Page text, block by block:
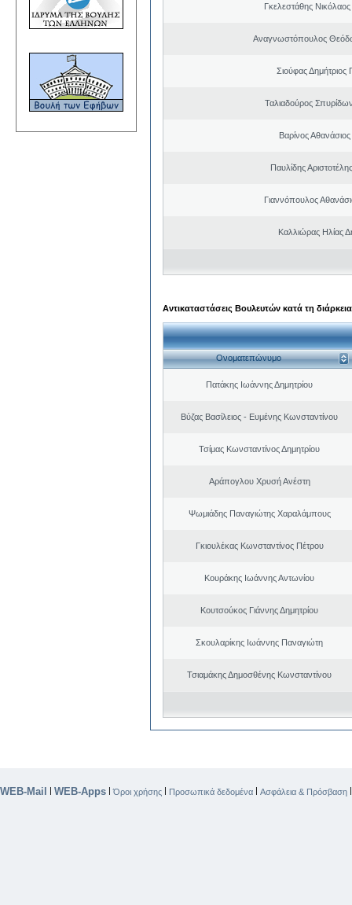
Γκελεστάθης
Αναγνωστόπουλος
Σιούφας Δημήτριος
Ταλιαδούρος
Βαρίνος
Παυλίδης
Γιαννόπουλος
Καλλιώρας Ηλίας
Αντικαταστάσεις Βουλευτών κατά τη
Ονοματεπώνυμο
Πατάκης Ιωάννης Δημητρίου
Βύζας Βασίλειος - Ευμένης Κωνσταντίνου
Τσίμας Κωνσταντίνος Δημητρίου
Αράπογλου Χρυσή Ανέστη
Ψωμιάδης Παναγιώτης Χαραλάμπους
Γκιουλέκας Κωνσταντίνος Πέτρου
Κουράκης Ιωάννης Αντωνίου
Κουτσούκος Γιάννης Δημητρίου
Σκουλαρίκης Ιωάννης Παναγιώτη
Τσιαμάκης Δημοσθένης Κωνσταντίνου
WEB-Mail | WEB-Apps |Όροι χρήσης | Προσωπικά δεδομένα | Ασφάλεια & Πρόσβαση